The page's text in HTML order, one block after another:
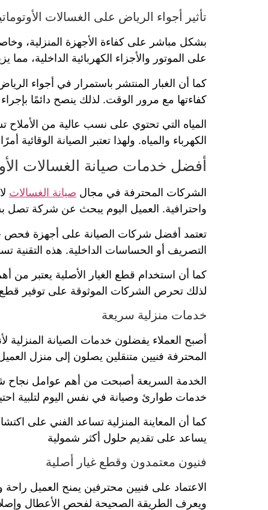
تأثير أجواء الرياض على الغسالات
على الموتور والأجزاء الكهربائية الداخلية،
كما أن الغبار المنتشر باستمرار في أجواء
كفاءتها مع مرور الوقت. لذلك ينصح دائمًا
المياه التي تحتوي على نسب عالية من
الكهرباء والمياه. ولهذا تعتبر الصيانة الوقائية
أفضل خدمات صيانة الغسالات
الشركات المحترفة في مجال صيانة الغسالات
واحترافية. العميل اليوم يبحث عن شركة تصل
تعتمد أفضل شركات الصيانة على أجهزة فحص
التصريف أو الحساسات الداخلية. هذه التقنية
كما أن استخدام قطع الغيار الأصلية يعتبر من
لذلك تحرص الشركات الموثوقة على توفير
خدمات منزلية سريعة
أصبح العملاء يفضلون خدمات الصيانة المنزلية
المحترفة فنيين متنقلين يصلون إلى منزل
الخدمة السريعة أصبحت من أهم عوامل نجاح
خدمات طوارئ وصيانة في نفس اليوم لتلبية
كما أن المعاينة المنزلية تساعد الفني على
يساعد على تقديم حلول أكثر شمولية
فنيون معتمدون وقطع غيار أصلية
الاعتماد على فنيين محترفين يمنح العميل
ويعرف الطريقة الصحيحة لفحص الأعطال